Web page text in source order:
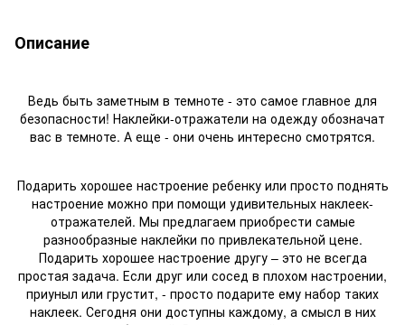
Описание
Ведь быть заметным в темноте - это самое главное для
безопасности! Наклейки-отражатели на одежду обозначат
вас в темноте. А еще - они очень интересно смотрятся.
Подарить хорошее настроение ребенку или просто поднять
настроение можно при помощи удивительных наклеек-
отражателей. Мы предлагаем приобрести самые
разнообразные наклейки по привлекательной цене.
Подарить хорошее настроение другу – это не всегда
простая задача. Если друг или сосед в плохом настроении,
приуныл или грустит, - просто подарите ему набор таких
наклеек. Сегодня они доступны каждому, а смысл в них